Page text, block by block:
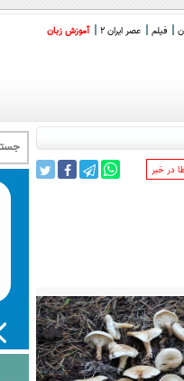
فیلم عصر ایران 2 آموزش زبان
در خبر